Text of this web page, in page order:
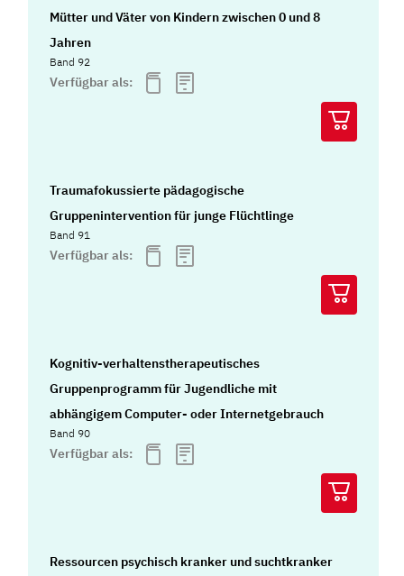
Mütter und Väter von Kindern zwischen 0 und 8
Jahren
Band 92
Verfügbar als:
Traumafokussierte pädagogische
Gruppenintervention für junge Flüchtlinge
Band 91
Verfügbar als:
Kognitiv-verhaltenstherapeutisches
Gruppenprogramm für Jugendliche mit
abhängigem Computer- oder Internetgebrauch
Band 90
Verfügbar als:
Ressourcen psychisch kranker und suchtkranker